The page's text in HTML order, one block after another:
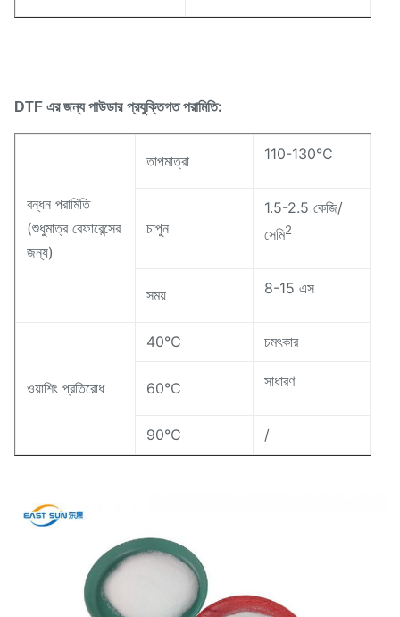
DTF এর জন্য পাউডার প্রযুক্তিগত পরামিতি:
বন্ধন পরামিতি
(শুধুমাত্র রেফারেন্সের
জন্য)
তাপমাত্রা 110-130℃
চাপুন
1.5-2.5 কেজি/
সেমি2
সময় 8-15 এস
ওয়াশিং প্রতিরোধ
40℃ চমৎকার
60℃ সাধারণ
90℃ /